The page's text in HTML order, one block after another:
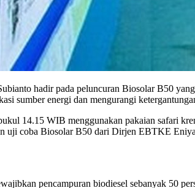
hadir pada peluncuran Biosolar B50
sumber energi dan mengurangi
14.15 WIB menggunakan pakaian safari
uji coba Biosolar B50 dari Dirjen EBTKE
pencampuran biodiesel sebanyak 50